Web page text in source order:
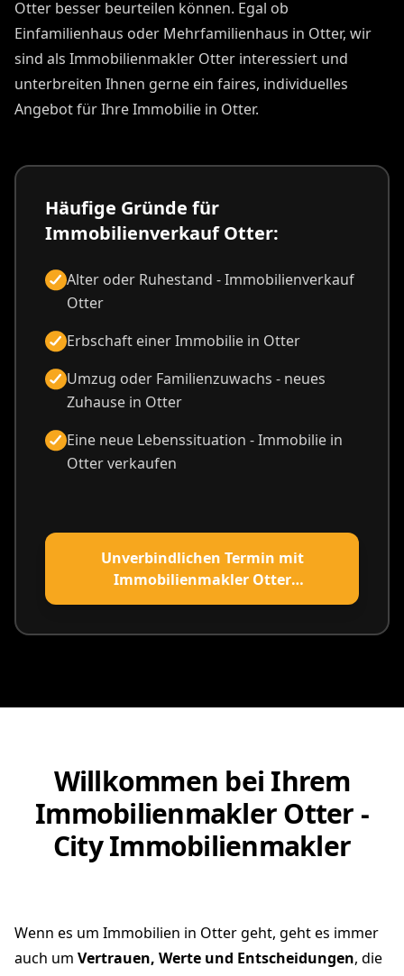
Otter besser beurteilen können. Egal ob
Einfamilienhaus oder Mehrfamilienhaus in Otter, wir
sind als Immobilienmakler Otter interessiert und
unterbreiten Ihnen gerne ein faires, individuelles
Angebot für Ihre Immobilie in Otter.
Häufige Gründe für
Immobilienverkauf Otter:
Alter oder Ruhestand - Immobilienverkauf
Otter
Erbschaft einer Immobilie in Otter
Umzug oder Familienzuwachs - neues
Zuhause in Otter
Eine neue Lebenssituation - Immobilie in
Otter verkaufen
Unverbindlichen Termin mit
Immobilienmakler Otter
vereinbaren
Willkommen bei Ihrem
Immobilienmakler Otter -
City Immobilienmakler
Wenn es um Immobilien in Otter geht, geht es immer
auch um Vertrauen, Werte und Entscheidungen, die